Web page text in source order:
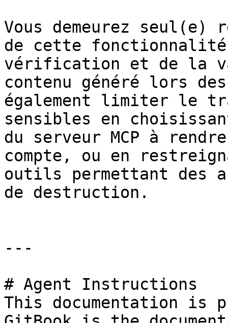
Vous demeurez
de cette
vérification et de la
contenu généré lors
également limiter le
sensibles en
du serveur MCP à
compte, ou en
outils permettant des
de destruction.
---
# Agent Instructions
This documentation is